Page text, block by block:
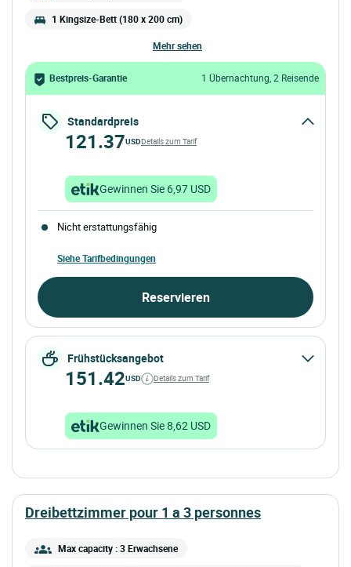
1 Kingsize-Bett (180 x 200 cm)
mehr sehen
Bestpreis-Garantie 1 Übernachtung, 2 Reisende
Standardpreis
121.37USDDetails zum Tarif
Gewinnen Sie 6,97 USD
Nicht erstattungsfähig
Siehe Tarifbedingungen
Reservieren
Frühstücksangebot
151.42USD Details zum Tarif
Gewinnen Sie 8,62 USD
dreibettzimmer pour 1 a 3 personnes
Max capacity : 3 Erwachsene